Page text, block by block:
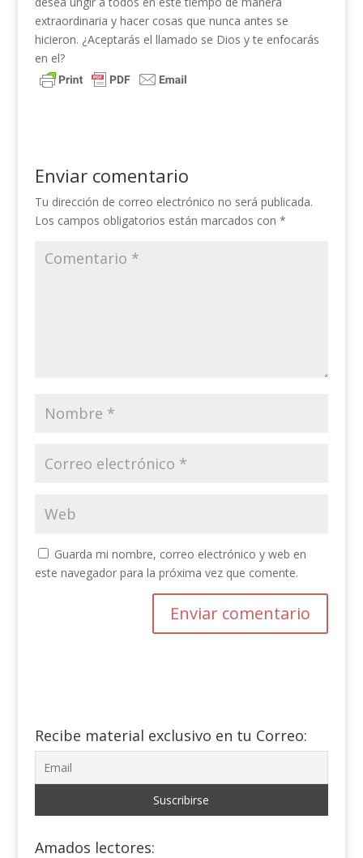
extraordinaria y hacer cosas que nunca antes se
hicieron. ¿Aceptarás el llamado se Dios y te enfocarás
en el?
Enviar comentario
Tu dirección de correo electrónico no será publicada.
Los campos obligatorios están marcados con *
Guarda mi nombre, correo electrónico y web en
este navegador para la próxima vez que comente.
Recibe material exclusivo en tu Correo:
Amados lectores: